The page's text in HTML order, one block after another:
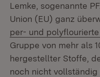
Lemke, sogenannte
Union (EU) ganz
per- und
Gruppe von mehr als
hergestellter Stoffe,
noch nicht